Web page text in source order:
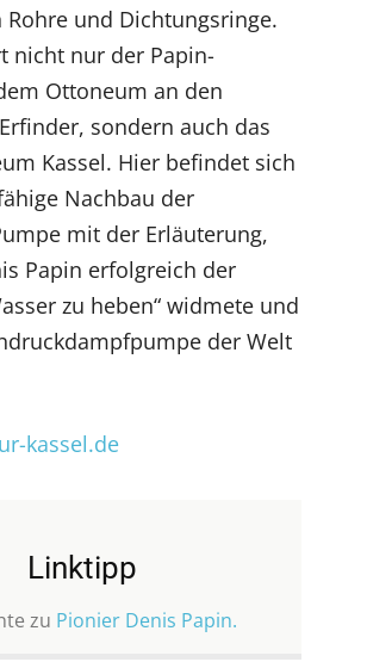
Rohre und Dichtungsringe.
nicht nur der Papin-
Ottoneum an den
sondern auch das
Kassel. Hier befindet sich
Nachbau der
mit der Erläuterung,
Papin erfolgreich der
zu heben“ widmete und
der Welt
kassel.de
Linktipp
zu Pionier Denis Papin.